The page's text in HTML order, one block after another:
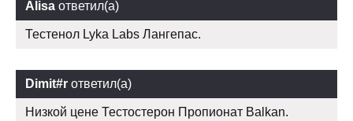
Alisa ответил(а)
Тестенол Lyka Labs Лангепас.
Dimit#r ответил(а)
Низкой цене Тестостерон Пропионат Balkan.